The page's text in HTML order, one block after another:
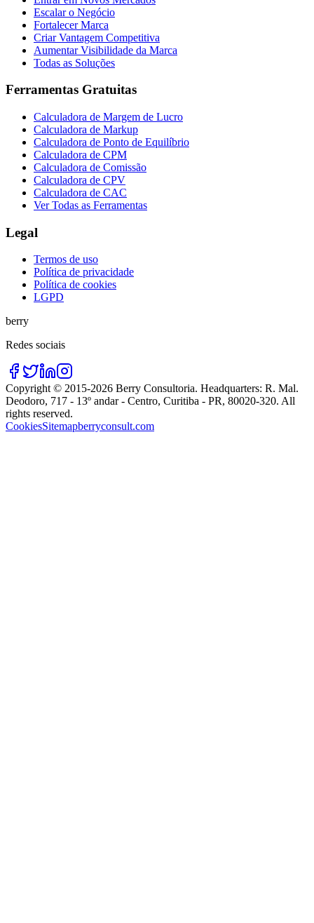
Escalar o Negócio
Fortalecer Marca
Criar Vantagem Competitiva
Aumentar Visibilidade da Marca
Todas as Soluções
Ferramentas Gratuitas
Calculadora de Margem de Lucro
Calculadora de Markup
Calculadora de Ponto de Equilíbrio
Calculadora de CPM
Calculadora de Comissão
Calculadora de CPV
Calculadora de CAC
Ver Todas as Ferramentas
Legal
Termos de uso
Política de privacidade
Política de cookies
LGPD
berry
Redes sociais
Copyright © 2015-2026 Berry Consultoria. Headquarters: R. Mal.
Deodoro, 717 - 13º andar - Centro, Curitiba - PR, 80020-320. All
rights reserved.
CookiesSitemapberryconsult.com